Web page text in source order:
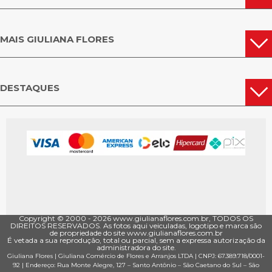
SANTA MARIA DO OESTE
FLORICULTURA TUNAS DO PARANÁFLORICULTURA PARANÁ
MAIS GIULIANA FLORES
DESTAQUES
Copyright © 2000 - ­2026 www.giulianaflores.com.br, TODOS OS
DIREITOS RESERVADOS. As fotos aqui veiculadas, logotipo e marca são
de propriedade do site www.giulianaflores.com.br
É vetada a sua reprodução, total ou parcial, sem a expressa autorização da
administradora do site.
Giuliana Flores | Giuliana Comércio de Flores e Arranjos LTDA | CNPJ: 67.389.718/0001­
92 | Endereço: Rua Monte Alegre, 127 – Santo Antônio – São Caetano do Sul – São